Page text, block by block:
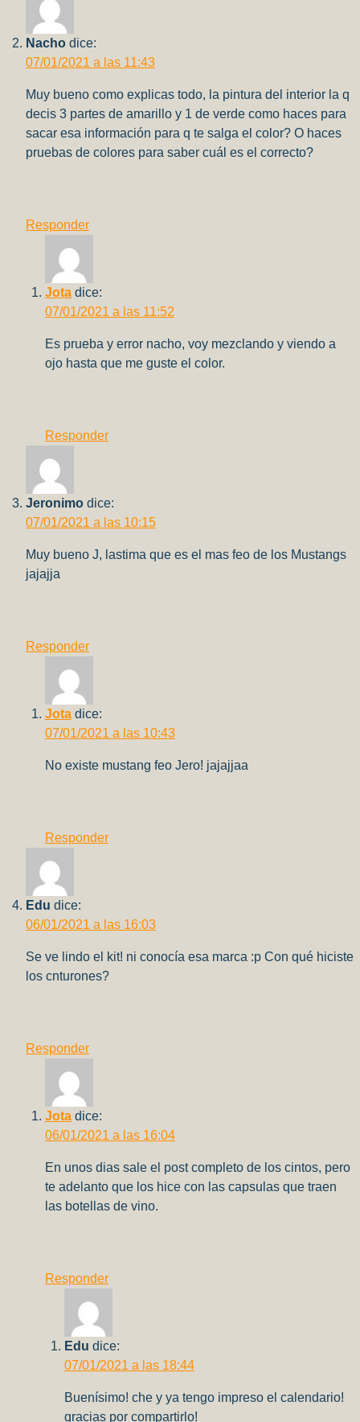
Nacho dice:
07/01/2021 a las 11:43
Muy bueno como explicas todo, la pintura del interior la q
decis 3 partes de amarillo y 1 de verde como haces para
sacar esa información para q te salga el color? O haces
pruebas de colores para saber cuál es el correcto?
Responder
Jota dice:
07/01/2021 a las 11:52
Es prueba y error nacho, voy mezclando y viendo a
ojo hasta que me guste el color.
Responder
Jeronimo dice:
07/01/2021 a las 10:15
Muy bueno J, lastima que es el mas feo de los Mustangs
jajajja
Responder
Jota dice:
07/01/2021 a las 10:43
No existe mustang feo Jero! jajajjaa
Responder
Edu dice:
06/01/2021 a las 16:03
Se ve lindo el kit! ni conocía esa marca :p Con qué hiciste
los cnturones?
Responder
Jota dice:
06/01/2021 a las 16:04
En unos dias sale el post completo de los cintos, pero
te adelanto que los hice con las capsulas que traen
las botellas de vino.
Responder
Edu dice:
07/01/2021 a las 18:44
Buenísimo! che y ya tengo impreso el calendario!
gracias por compartirlo!